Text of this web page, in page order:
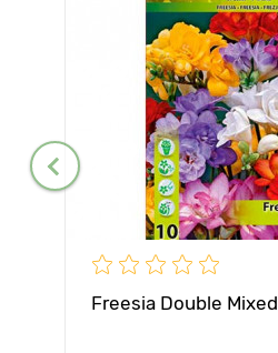
Freesia Double Mixed